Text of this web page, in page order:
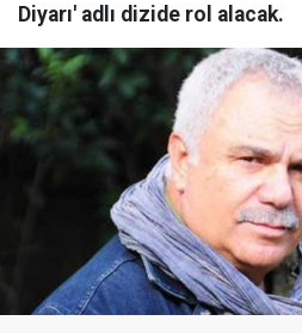
Diyarı' adlı dizide rol alacak.